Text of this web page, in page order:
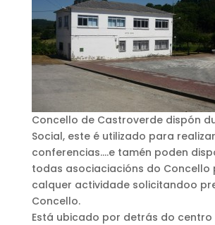
Concello de Castroverde dispón
Social, este é utilizado para
conferencias….e tamén poden
todas asociaciacións do Concello
calquer actividade solicitandoo
Concello.
Está ubicado por detrás do centro